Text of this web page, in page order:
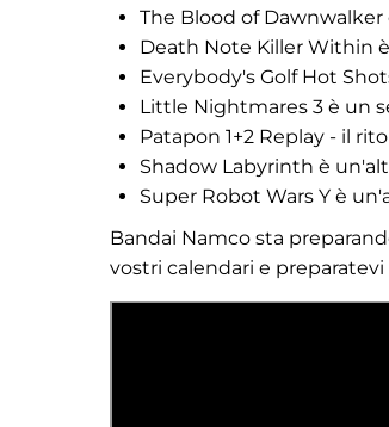
The Blood of
Death Note Killer Within
Everybody's Golf Hot
Little Nightmares 3 è un
Patapon 1+2 Replay - il
Shadow Labyrinth è
Super Robot Wars Y è
Bandai Namco sta
vostri calendari e